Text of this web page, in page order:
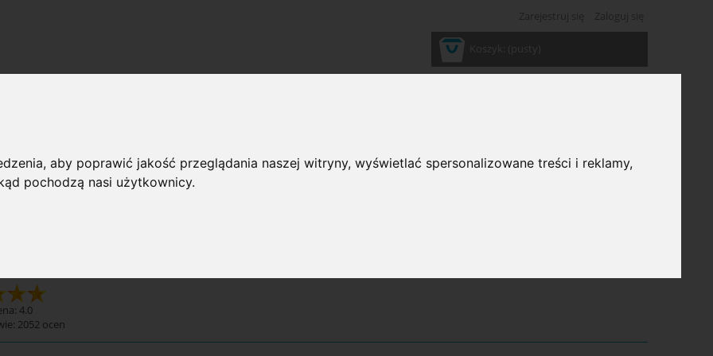
aby poprawić jakość przeglądania naszej witryny, wyświetlać spersonalizowane treści i reklamy,
pochodzą nasi użytkownicy.
4.0
2052 ocen